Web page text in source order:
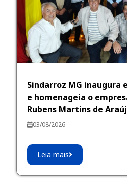
Sindarroz MG inaugura
e homenageia o
Rubens Martins de
03/08/2026
Leia mais